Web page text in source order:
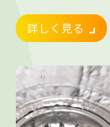
詳しく見る